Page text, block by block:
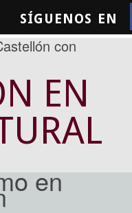
SÍGUENOS EN
en